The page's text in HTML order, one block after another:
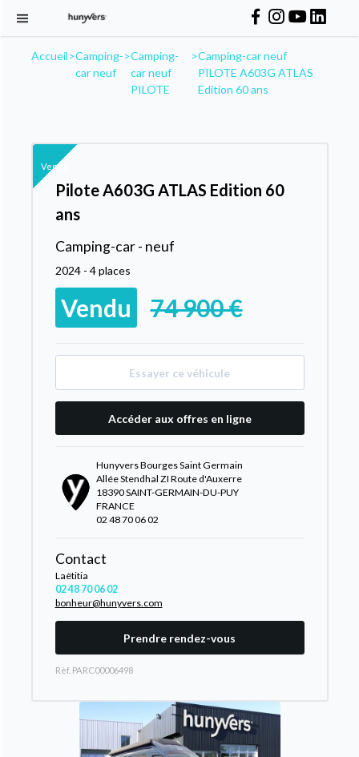
Accueil>Camping-
car neuf
>Camping-
car neuf
PILOTE
>Camping-car neuf
PILOTE A603G ATLAS
Edition 60 ans
Vendu
Pilote A603G ATLAS Edition 60
ans
Camping-car - neuf
2024 - 4 places
Vendu 74 900 €
Essayer ce véhicule
Accéder aux offres en ligne
Hunyvers Bourges Saint Germain
Allée Stendhal ZI Route d'Auxerre
18390 SAINT-GERMAIN-DU-PUY
FRANCE
02 48 70 06 02
Contact
Laëtitia
02 48 70 06 02
bonheur@hunyvers.com
Prendre rendez-vous
Rèf. PARC00006498